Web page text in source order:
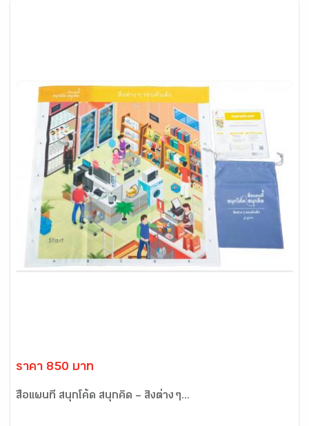
ราคา 850 บาท
สื่อแผนที่ สนุกโค้ด สนุกคิด – สิ่งต่าง ๆ...